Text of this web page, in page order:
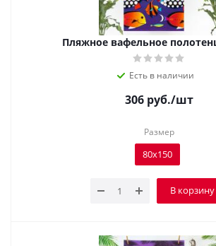
Пляжное вафельное
Есть в наличии
306руб./шт
Размер
80х150
В корзину